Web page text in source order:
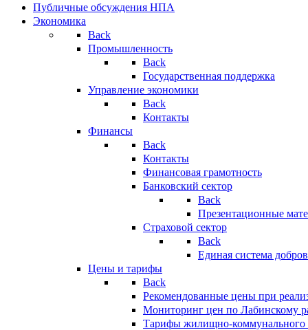
Публичные обсуждения НПА
Экономика
Back
Промышленность
Back
Государственная поддержка
Управление экономики
Back
Контакты
Финансы
Back
Контакты
Финансовая грамотность
Банковский сектор
Back
Презентационные
Страховой сектор
Back
Единая система
Цены и тарифы
Back
Рекомендованные цены при
Мониторинг цен по Лабинскому
Тарифы жилищно-коммунального